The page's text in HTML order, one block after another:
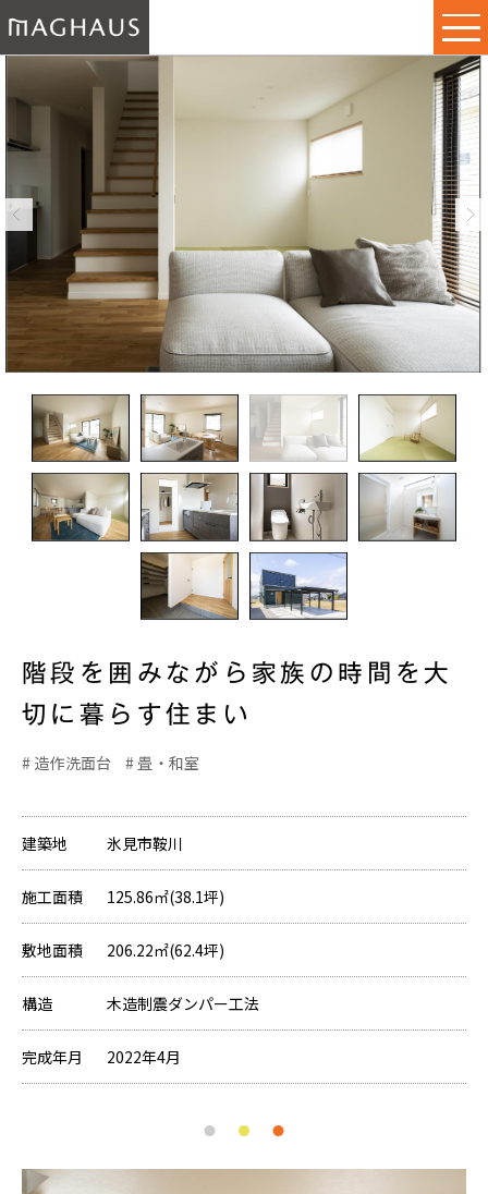
階段を囲みながら家族の時間を大
切に暮らす住まい
造作洗面台 畳・和室
建築地 氷見市鞍川
施工面積 125.86㎡(38.1坪)
敷地面積 206.22㎡(62.4坪)
構造 木造制震ダンパー工法
完成年月 2022年4月